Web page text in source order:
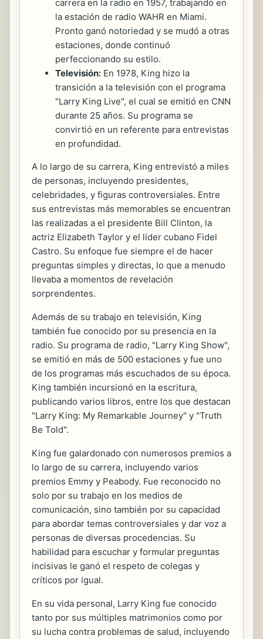
carrera en la radio en 1957, trabajando en
la estación de radio WAHR en Miami.
Pronto ganó notoriedad y se mudó a otras
estaciones, donde continuó
perfeccionando su estilo.
Televisión: En 1978, King hizo la
transición a la televisión con el programa
"Larry King Live", el cual se emitió en CNN
durante 25 años. Su programa se
convirtió en un referente para entrevistas
en profundidad.
A lo largo de su carrera, King entrevistó a miles
de personas, incluyendo presidentes,
celebridades, y figuras controversiales. Entre
sus entrevistas más memorables se encuentran
las realizadas a el presidente Bill Clinton, la
actriz Elizabeth Taylor y el líder cubano Fidel
Castro. Su enfoque fue siempre el de hacer
preguntas simples y directas, lo que a menudo
llevaba a momentos de revelación
sorprendentes.
Además de su trabajo en televisión, King
también fue conocido por su presencia en la
radio. Su programa de radio, "Larry King Show",
se emitió en más de 500 estaciones y fue uno
de los programas más escuchados de su época.
King también incursionó en la escritura,
publicando varios libros, entre los que destacan
"Larry King: My Remarkable Journey" y "Truth
Be Told".
King fue galardonado con numerosos premios a
lo largo de su carrera, incluyendo varios
premios Emmy y Peabody. Fue reconocido no
solo por su trabajo en los medios de
comunicación, sino también por su capacidad
para abordar temas controversiales y dar voz a
personas de diversas procedencias. Su
habilidad para escuchar y formular preguntas
incisivas le ganó el respeto de colegas y
críticos por igual.
En su vida personal, Larry King fue conocido
tanto por sus múltiples matrimonios como por
su lucha contra problemas de salud, incluyendo